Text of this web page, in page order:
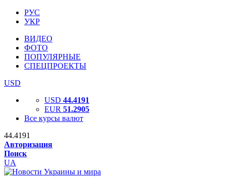
РУС
УКР
ВИДЕО
ФОТО
ПОПУЛЯРНЫЕ
СПЕЦПРОЕКТЫ
USD
USD 44.4191
EUR 51.2905
Все курсы валют
44.4191
Авторизация
Поиск
UA